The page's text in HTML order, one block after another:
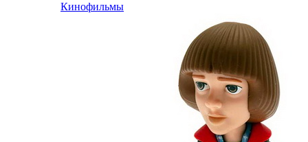
Кинофильмы